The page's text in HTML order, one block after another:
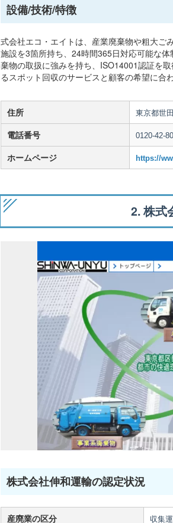
設備/技術/特徴
式会社エコ・エイトは、産業廃棄物や粗大ご
施設を3箇所持ち、24時間365日対応可能な
棄物の取扱に強みを持ち、ISO14001認証を
るスポット回収のサービスと顧客の希望に合
住所 東京都世
電話番号 0120-42-
ホームページ https://
2. 株式
株式会社伸和運輸の認定状況
産廃業の区分 収集